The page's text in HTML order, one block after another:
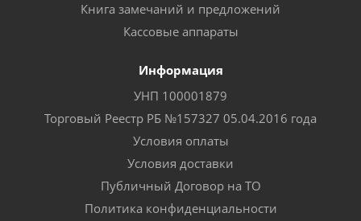
Книга замечаний и предложений
Кассовые аппараты
Информация
УНП 100001879
Торговый Реестр РБ №157327 05.04.2016 года
Условия оплаты
Условия доставки
Публичный Договор на ТО
Политика конфиденциальности